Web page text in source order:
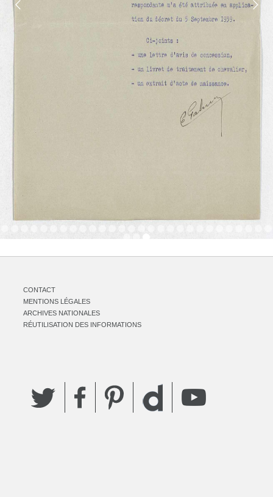
CONTACT
MENTIONS LÉGALES
ARCHIVES NATIONALES
RÉUTILISATION DES INFORMATIONS